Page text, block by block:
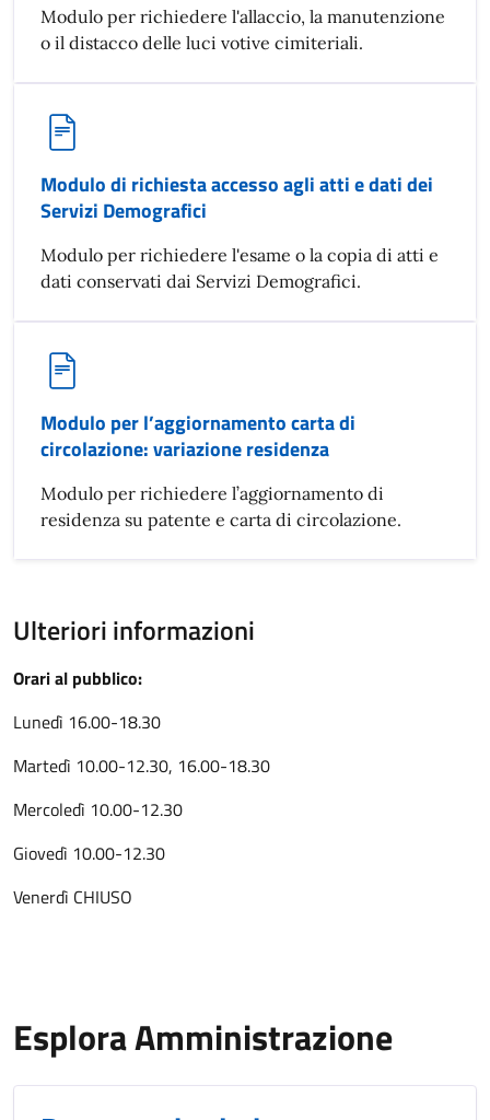
Modulo per richiedere l'allaccio, la manutenzione
o il distacco delle luci votive cimiteriali.
Modulo di richiesta accesso agli atti e dati dei
Servizi Demografici
Modulo per richiedere l'esame o la copia di atti e
dati conservati dai Servizi Demografici.
Modulo per l’aggiornamento carta di
circolazione: variazione residenza
Modulo per richiedere l’aggiornamento di
residenza su patente e carta di circolazione.
Ulteriori informazioni
Orari al pubblico:
Lunedì 16.00-18.30
Martedì 10.00-12.30, 16.00-18.30
Mercoledì 10.00-12.30
Giovedì 10.00-12.30
Venerdì CHIUSO
Esplora Amministrazione